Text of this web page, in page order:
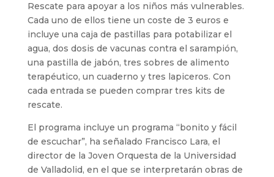
Rescate para apoyar a los niños más vulnerables.
Cada uno de ellos tiene un coste de 3 euros e
incluye una caja de pastillas para potabilizar el
agua, dos dosis de vacunas contra el sarampión,
una pastilla de jabón, tres sobres de alimento
terapéutico, un cuaderno y tres lapiceros. Con
cada entrada se pueden comprar tres kits de
rescate.
El programa incluye un programa “bonito y fácil
de escuchar”, ha señalado Francisco Lara, el
director de la Joven Orquesta de la Universidad
de Valladolid, en el que se interpretarán obras de